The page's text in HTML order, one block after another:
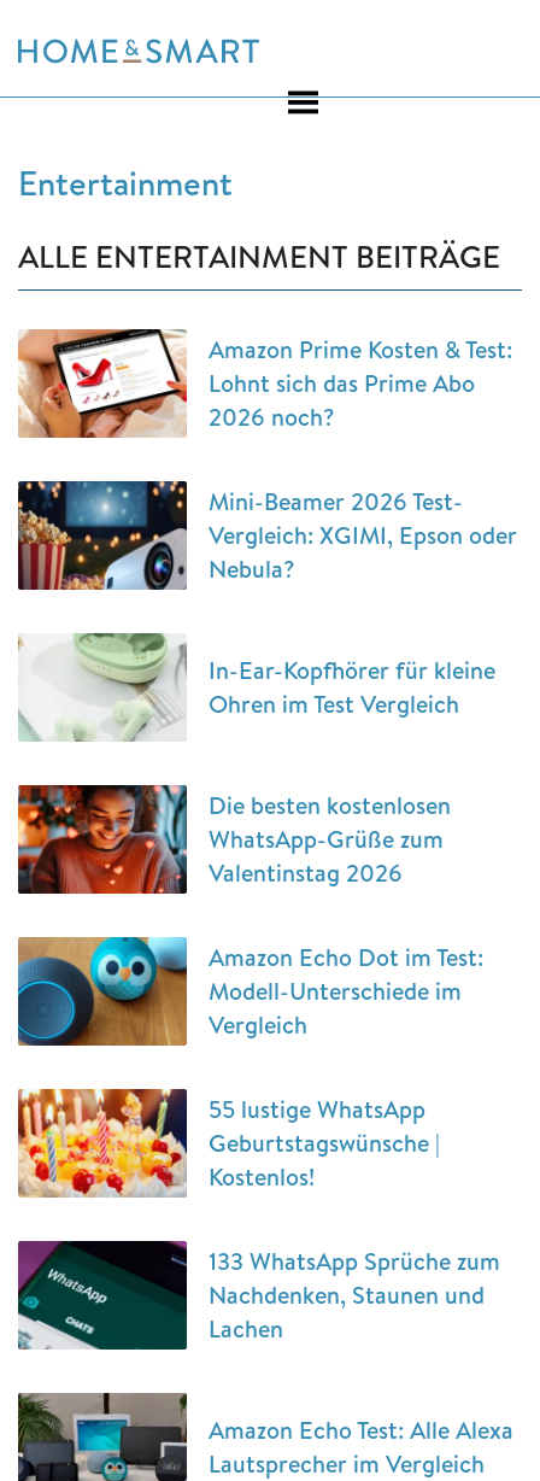
to
Entertainment
ALLE ENTERTAINMENT BEITRÄGE
Amazon Prime Kosten & Test:
Lohnt sich das Prime Abo
2026 noch?
Mini-Beamer 2026 Test-
Vergleich: XGIMI, Epson oder
Nebula?
In-Ear-Kopfhörer für kleine
Ohren im Test Vergleich
Die besten kostenlosen
WhatsApp-Grüße zum
Valentinstag 2026
Amazon Echo Dot im Test:
Modell-Unterschiede im
Vergleich
55 lustige WhatsApp
Geburtstagswünsche |
Kostenlos!
133 WhatsApp Sprüche zum
Nachdenken, Staunen und
Lachen
Amazon Echo Test: Alle Alexa
Lautsprecher im Vergleich